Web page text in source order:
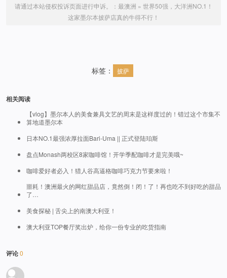
请通过本站侵权投诉页面进行申诉。： 最澳洲 » 世界50强，大洋洲NO.1！
这家墨尔本披萨店真的牛得不行！
标签： 披萨
相关阅读
【vlog】墨尔本人的美食兼具文艺的周末是这样度过的！错过这个市集不
算地道墨尔本
日本NO.1最强浓厚拉面Bari-Uma || 正式登陆珀斯
盘点Monash两校区8家咖啡馆！开学季配咖啡才是完美哦~
咖啡爱好者必入！猎人谷高逼格咖啡巧克力节要来啦！
噩耗！澳洲最火的网红甜品店，竟然倒！闭！了！再也吃不到好吃的甜品
了…
美食探秘 | 舌尖上的南澳大利亚！
澳大利亚TOP餐厅奖出炉，给你一份专业的吃货指南
评论0